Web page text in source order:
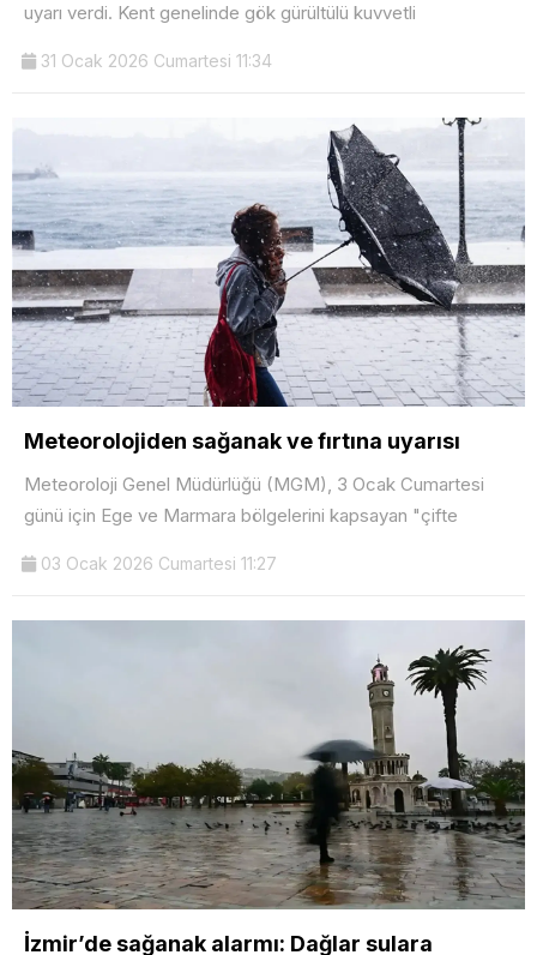
uyarı verdi. Kent genelinde gök gürültülü kuvvetli
31 Ocak 2026 Cumartesi 11:34
Meteorolojiden sağanak ve fırtına uyarısı
Meteoroloji Genel Müdürlüğü (MGM), 3 Ocak Cumartesi
günü için Ege ve Marmara bölgelerini kapsayan "çifte
03 Ocak 2026 Cumartesi 11:27
İzmir’de sağanak alarmı: Dağlar sulara